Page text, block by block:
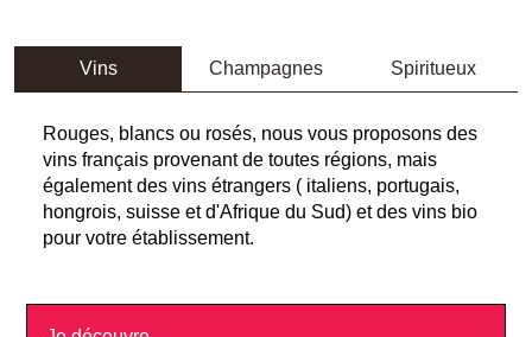
Vins Champagnes Spiritueux
Rouges, blancs ou rosés, nous vous proposons des
vins français provenant de toutes régions, mais
également des vins étrangers ( italiens, portugais,
hongrois, suisse et d'Afrique du Sud) et des vins bio
pour votre établissement.